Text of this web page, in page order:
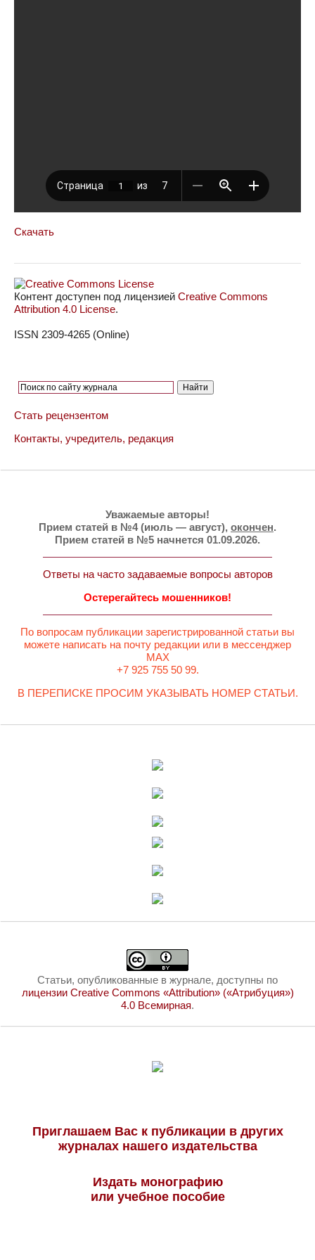
Скачать
Контент доступен под лицензией Creative Commons
Attribution 4.0 License.
ISSN 2309-4265 (Online)
Стать рецензентом
Контакты, учредитель, редакция
Уважаемые авторы!
Прием статей в №4 (июль — август), окончен.
Прием статей в №5 начнется 01.09.2026.
Ответы на часто задаваемые вопросы авторов
Остерегайтесь мошенников!
По вопросам публикации зарегистрированной статьи вы
можете написать на почту редакции или в мессенджер
MAX
+7 925 755 50 99.
В ПЕРЕПИСКЕ ПРОСИМ УКАЗЫВАТЬ НОМЕР СТАТЬИ.
Статьи, опубликованные в журнале, доступны по
лицензии Creative Commons «Attribution» («Атрибуция»)
4.0 Всемирная.
Приглашаем Вас к публикации в других
журналах нашего издательства
Издать монографию
или учебное пособие